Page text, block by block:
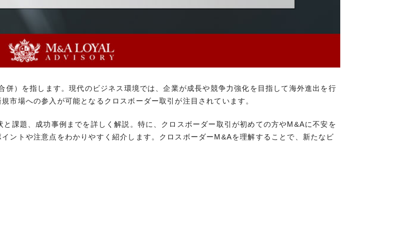
）を指します。現代のビジネス環境では、企業が成長や競争力強化を目指して海外進出を行
市場への参入が可能となるクロスボーダー取引が注目されています。
課題、成功事例までを詳しく解説。特に、クロスボーダー取引が初めての方やM&Aに不安を
ントや注意点をわかりやすく紹介します。クロスボーダーM&Aを理解することで、新たなビ